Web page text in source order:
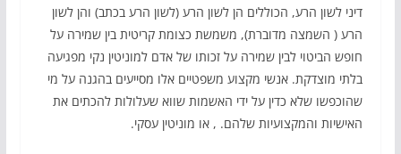
דיני לשון הרע, הכוללים הן לשון הרע (לשון הרע בכתב) והן לשון
הרע ( השמצה מדוברת), משמשת כצומת קריטית בין שמירה על
חופש הביטוי לבין שמירה על זכותו של אדם למוניטין נקי מפגיעה
בלתי מוצדקת. אנשי מקצוע משפטיים אלו מסייעים בהגנה על מי
שהוכפשו שלא כדין על ידי האשמות שווא שעלולות להכתים את
האישיות והמקצועיות שלהם. , או מוניטין עסקי.